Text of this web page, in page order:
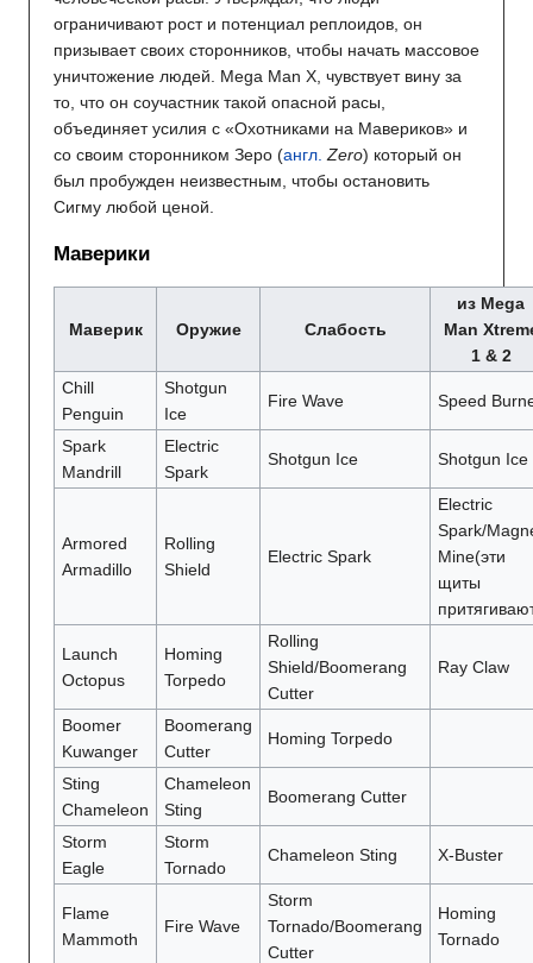
ограничивают рост и потенциал реплоидов, он
призывает своих сторонников, чтобы начать массовое
уничтожение людей. Mega Man X, чувствует вину за
то, что он соучастник такой опасной расы,
объединяет усилия с «Охотниками на Мавериков» и
со своим сторонником Зеро (англ. Zero) который он
был пробужден неизвестным, чтобы остановить
Сигму любой ценой.
Маверики
Маверик Оружие Слабость
из Mega
Man
1 & 2
Chill
Penguin
Shotgun
Ice
Fire Wave Speed
Spark
Mandrill
Electric
Spark
Shotgun Ice Shotgun Ice
Armored
Armadillo
Rolling
Shield
Electric Spark
Electric
Spark/
Mine(эти
щиты
Launch
Octopus
Homing
Torpedo
Rolling
Shield/Boomerang
Cutter
Ray Claw
Boomer
Kuwanger
Boomerang
Cutter
Homing Torpedo
Sting
Chameleon
Chameleon
Sting
Boomerang Cutter
Storm
Eagle
Storm
Tornado
Chameleon Sting X-Buster
Flame
Mammoth
Fire Wave
Storm
Tornado/Boomerang
Cutter
Homing
Tornado